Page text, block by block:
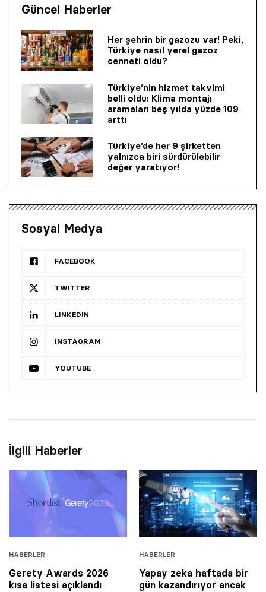
Güncel Haberler
Her şehrin bir gazozu var! Peki,
Türkiye nasıl yerel gazoz
cenneti oldu?
Türkiye’nin hizmet takvimi
belli oldu: Klima montajı
aramaları beş yılda yüzde 109
arttı
Türkiye’de her 9 şirketten
yalnızca biri sürdürülebilir
değer yaratıyor!
Sosyal Medya
FACEBOOK
TWITTER
LINKEDIN
INSTAGRAM
YOUTUBE
İlgili Haberler
HABERLER
Gerety Awards 2026
kısa listesi açıklandı
HABERLER
Yapay zeka haftada bir
gün kazandırıyor ancak